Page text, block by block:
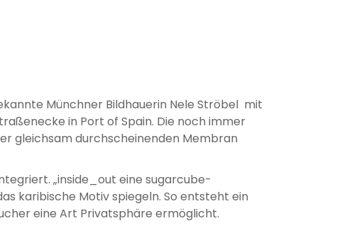
Münchner Bildhauerin Nele Ströbel mit
in Port of Spain. Die noch immer
gleichsam durchscheinenden Membran
„inside_out eine sugarcube-
karibische Motiv spiegeln. So entsteht ein
eine Art Privatsphäre ermöglicht.